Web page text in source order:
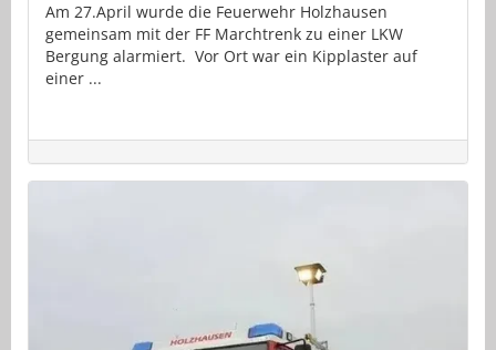
Am 27.April wurde die Feuerwehr Holzhausen
gemeinsam mit der FF Marchtrenk zu einer LKW
Bergung alarmiert. Vor Ort war ein Kipplaster auf
einer ...